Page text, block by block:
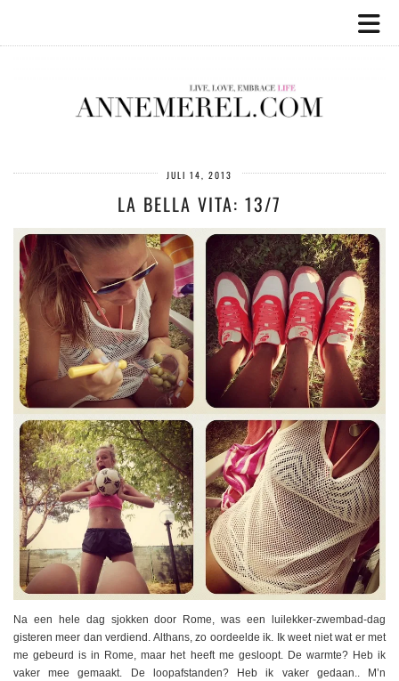
JULI 14, 2013
LA BELLA VITA: 13/7
Na een hele dag sjokken door Rome, was een luilekker-zwembad-dag
gisteren meer dan verdiend. Althans, zo oordeelde ik. Ik weet niet wat er met
me gebeurd is in Rome, maar het heeft me gesloopt. De warmte? Heb ik
vaker mee gemaakt. De loopafstanden? Heb ik vaker gedaan.. M’n